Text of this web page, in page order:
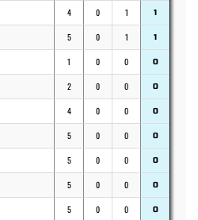
4 0 1 1
5 0 1 1
1 0 0 0
2 0 0 0
4 0 0 0
5 0 0 0
5 0 0 0
5 0 0 0
5 0 0 0